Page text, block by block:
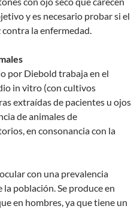
y es necesario probar si el
la enfermedad.
por Diebold trabaja en el
in vitro (con cultivos
extraídas de pacientes u ojos
de animales de
en consonancia con la
con una prevalencia
población. Se produce en
en hombres, ya que tiene un